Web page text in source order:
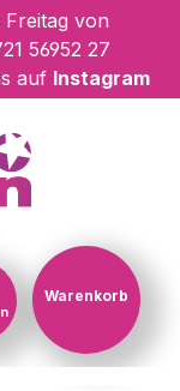
von
56952 27
auf Instagram
Warenkorb